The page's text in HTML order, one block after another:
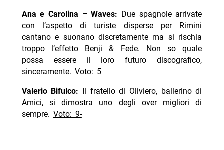
Ana e Carolina – Waves: Due spagnole arrivate
con l’aspetto di turiste disperse per Rimini
cantano e suonano discretamente ma si rischia
troppo l’effetto Benji & Fede. Non so quale
possa essere il loro futuro discografico,
sinceramente. Voto: 5
Valerio Bifulco: Il fratello di Oliviero, ballerino di
Amici, si dimostra uno degli over migliori di
sempre. Voto: 9-